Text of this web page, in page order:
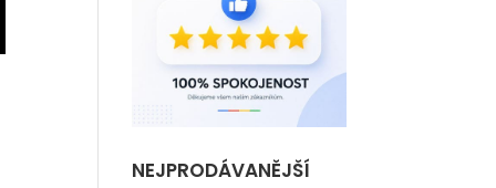
NEJPRODÁVANĚJŠÍ